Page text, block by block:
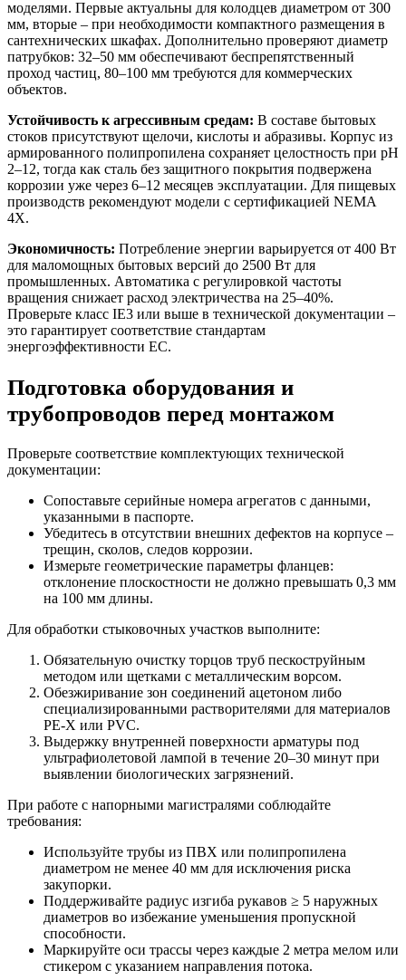
моделями. Первые актуальны для колодцев диаметром от 300
мм, вторые – при необходимости компактного размещения в
сантехнических шкафах. Дополнительно проверяют диаметр
патрубков: 32–50 мм обеспечивают беспрепятственный
проход частиц, 80–100 мм требуются для коммерческих
объектов.
Устойчивость к агрессивным средам: В составе бытовых
стоков присутствуют щелочи, кислоты и абразивы. Корпус из
армированного полипропилена сохраняет целостность при pH
2–12, тогда как сталь без защитного покрытия подвержена
коррозии уже через 6–12 месяцев эксплуатации. Для пищевых
производств рекомендуют модели с сертификацией NEMA
4X.
Экономичность: Потребление энергии варьируется от 400 Вт
для маломощных бытовых версий до 2500 Вт для
промышленных. Автоматика с регулировкой частоты
вращения снижает расход электричества на 25–40%.
Проверьте класс IE3 или выше в технической документации –
это гарантирует соответствие стандартам
энергоэффективности ЕС.
Подготовка оборудования и
трубопроводов перед монтажом
Проверьте соответствие комплектующих технической
документации:
Сопоставьте серийные номера агрегатов с данными,
указанными в паспорте.
Убедитесь в отсутствии внешних дефектов на корпусе –
трещин, сколов, следов коррозии.
Измерьте геометрические параметры фланцев:
отклонение плоскостности не должно превышать 0,3 мм
на 100 мм длины.
Для обработки стыковочных участков выполните:
Обязательную очистку торцов труб пескоструйным
методом или щетками с металлическим ворсом.
Обезжиривание зон соединений ацетоном либо
специализированными растворителями для материалов
PE-X или PVC.
Выдержку внутренней поверхности арматуры под
ультрафиолетовой лампой в течение 20–30 минут при
выявлении биологических загрязнений.
При работе с напорными магистралями соблюдайте
требования:
Используйте трубы из ПВХ или полипропилена
диаметром не менее 40 мм для исключения риска
закупорки.
Поддерживайте радиус изгиба рукавов ≥ 5 наружных
диаметров во избежание уменьшения пропускной
способности.
Маркируйте оси трассы через каждые 2 метра мелом или
стикером с указанием направления потока.